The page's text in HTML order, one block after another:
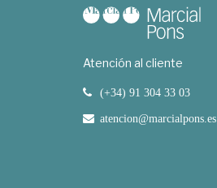
Atención al cliente
(+34) 91 304 33 03
atencion@marcialpons.es